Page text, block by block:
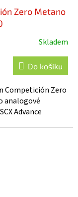
Zero Metano
Skladem
Do košíku
Competición Zero
analogové
Advance